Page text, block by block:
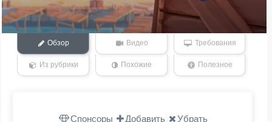
Обзор Видео Требования
Из рубрики Похожие Полезное
Спонсоры Добавить Убрать